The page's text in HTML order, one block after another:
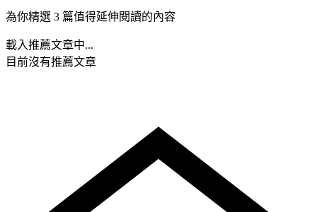
為你精選 3 篇值得延伸閱讀的內容
載入推薦文章中...
目前沒有推薦文章